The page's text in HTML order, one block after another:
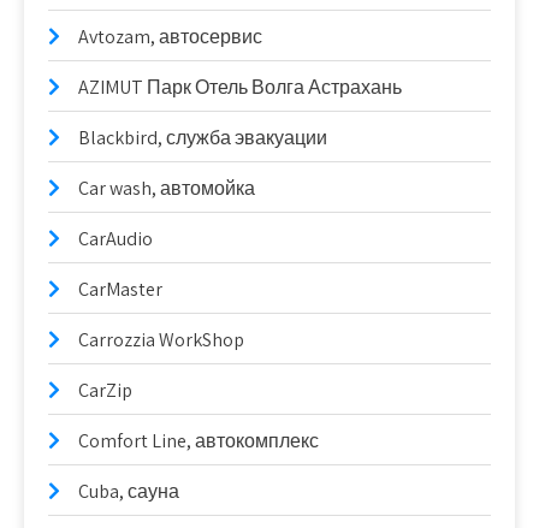
Avtozam, автосервис
AZIMUT Парк Отель Волга Астрахань
Blackbird, служба эвакуации
Car wash, автомойка
CarAudio
CarMaster
Carrozzia WorkShop
CarZip
Comfort Line, автокомплекс
Cuba, сауна